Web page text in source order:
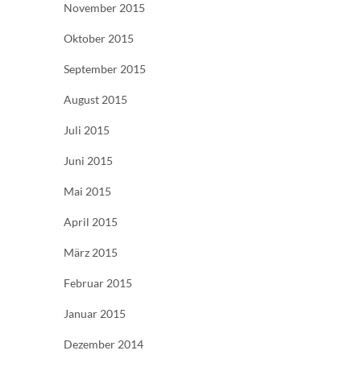
November 2015
Oktober 2015
September 2015
August 2015
Juli 2015
Juni 2015
Mai 2015
April 2015
März 2015
Februar 2015
Januar 2015
Dezember 2014